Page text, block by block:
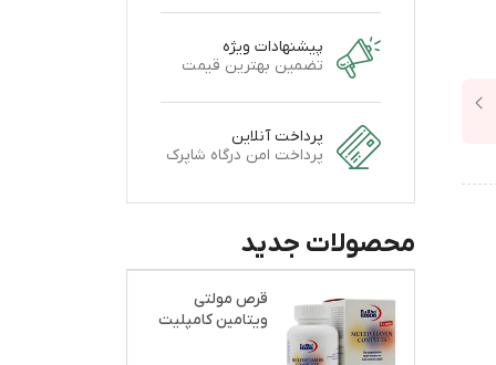
پیشنهادات ویژه
تضمین بهترین قیمت
پرداخت آنلاین
پرداخت امن درگاه شاپرک
محصولات جدید
قرص مولتی
ویتامین کامپلیت